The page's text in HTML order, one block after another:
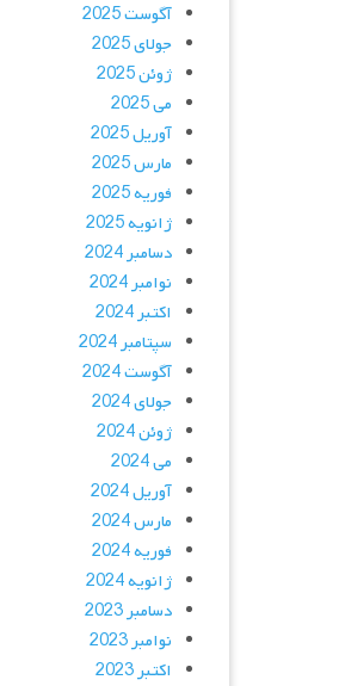
آگوست 2025
جولای 2025
ژوئن 2025
می 2025
آوریل 2025
مارس 2025
فوریه 2025
ژانویه 2025
دسامبر 2024
نوامبر 2024
اکتبر 2024
سپتامبر 2024
آگوست 2024
جولای 2024
ژوئن 2024
می 2024
آوریل 2024
مارس 2024
فوریه 2024
ژانویه 2024
دسامبر 2023
نوامبر 2023
اکتبر 2023